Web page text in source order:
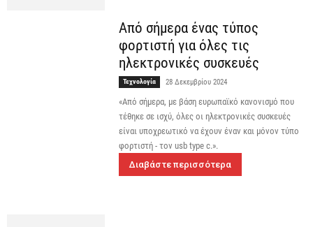
Από σήμερα ένας τύπος
φορτιστή για όλες τις
ηλεκτρονικές συσκευές
Τεχνολογία 28 Δεκεμβρίου 2024
«Από σήμερα, με βάση ευρωπαϊκό κανονισμό που
τέθηκε σε ισχύ, όλες οι ηλεκτρονικές συσκευές
είναι υποχρεωτικό να έχουν έναν και μόνον τύπο
φορτιστή - τον usb type c.».
Διαβάστε περισσότερα